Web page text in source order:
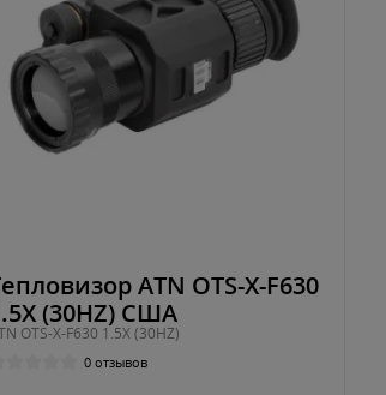
ATN OTS-X-F630
(30HZ) США
OTS-X-F630 1.5X (30HZ)
0 отзывов